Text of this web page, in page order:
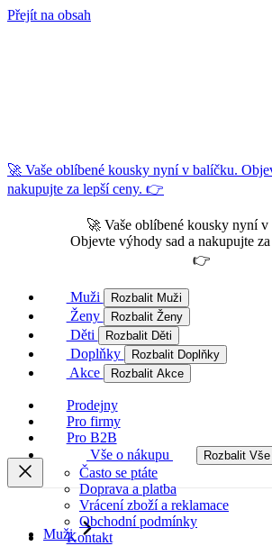
Přejít na obsah
🚀 Vaše oblíbené kousky nyní v balíčku.
nakupujte za lepší ceny. 👉
🚀 Vaše oblíbené kousky nyní v
Objevte výhody sad a nakupujte
👉
Muži Rozbalit Muži
Ženy Rozbalit Ženy
Děti Rozbalit Děti
Doplňky Rozbalit Doplňky
Akce Rozbalit Akce
Prodejny
Pro firmy
Pro B2B
Vše o nákupu
Rozbalit
Často se ptáte
Doprava a platba
Vrácení zboží a reklamace
Obchodní podmínky
Kontakt
Muži